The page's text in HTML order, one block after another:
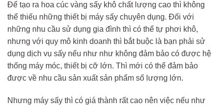
Để tạo ra hoa cúc vàng sấy khô chất lượng cao thì không
thể thiếu những thiết bị máy sấy chuyên dụng. Đối với
những nhu cầu sử dụng gia đình thì có thể tự phơi khô,
nhưng với quy mô kinh doanh thì bắt buộc là bạn phải sử
dụng dịch vụ sấy nếu như như không đảm bảo có được hệ
thống máy móc, thiết bị cỡ lớn. Thì mới có thể đảm bảo
được về nhu cầu sản xuất sản phẩm số lượng lớn.
Nhưng máy sấy thì có giá thành rất cao nên việc nếu như